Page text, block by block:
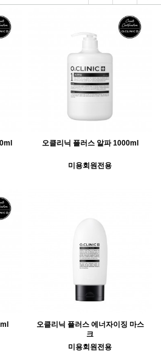
오클리닉 플러스 알파 1000ml
미용회원전용
오클리닉 플러스 에너자이징 마스
크
미용회원전용